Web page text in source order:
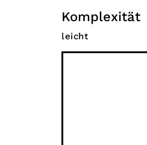
Komplexität
leicht